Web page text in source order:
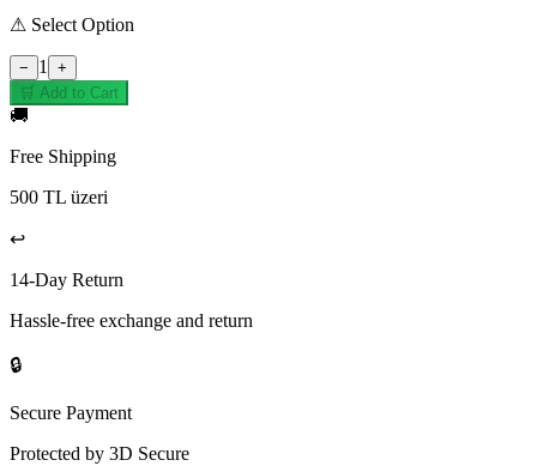
⚠ Select Option
− 1
+
🛒 Add to Cart
🚚
Free Shipping
500 TL üzeri
↩️
14-Day Return
Hassle-free exchange and return
🔒
Secure Payment
Protected by 3D Secure